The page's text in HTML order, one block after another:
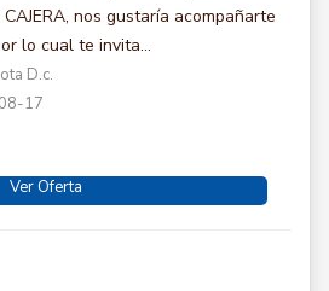
nos gustaría acompañarte
lo cual te invita...
D.c.
17
Ver Oferta